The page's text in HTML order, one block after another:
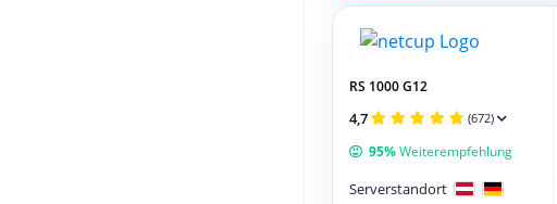
RS 1000 G12
4,7 (672)
95%Weiterempfehlung
Serverstandort